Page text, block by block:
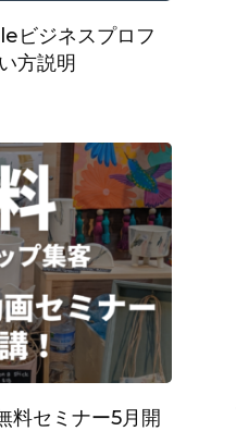
ジネスプロフ
方説明
料セミナー5月開